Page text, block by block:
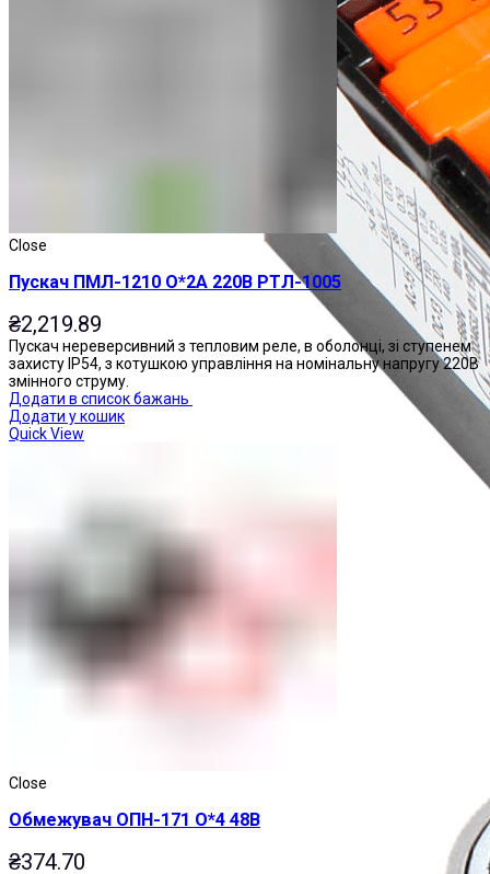
Приставки контактні
Close
Пускач ПМЛ-1210 О*2А 220В РТЛ-1005
₴2,219.89
Пускач нереверсивний з тепловим реле, в оболонці, зі ступенем
захисту IP54, з котушкою управління на номінальну напругу 220В
змінного струму.
Додати в список бажань
Додати у кошик
Quick View
Close
Обмежувач ОПН-171 О*4 48В
₴374.70